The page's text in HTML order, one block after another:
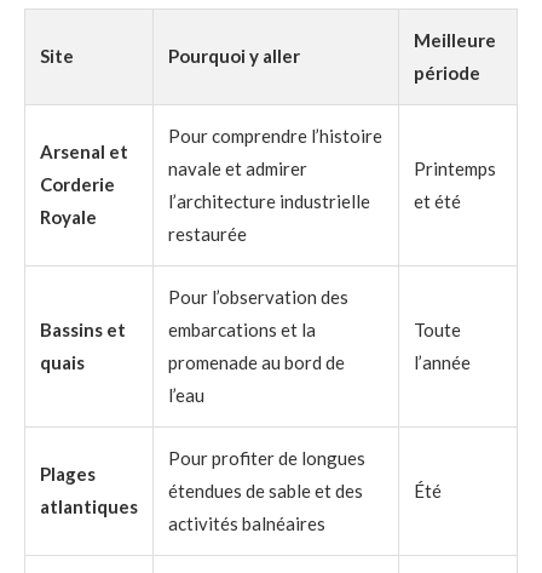
Site Pourquoi y aller
Meilleure
période
Arsenal et
Corderie
Royale
Pour comprendre l’histoire
navale et admirer
l’architecture industrielle
restaurée
Printemps
et été
Bassins et
quais
Pour l’observation des
embarcations et la
promenade au bord de
l’eau
Toute
l’année
Plages
atlantiques
Pour profiter de longues
étendues de sable et des
activités balnéaires
Été